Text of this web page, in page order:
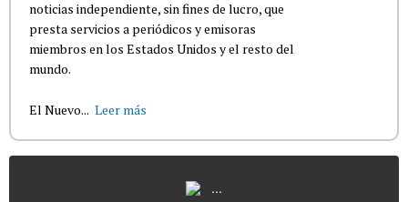
noticias independiente, sin fines de lucro, que
presta servicios a periódicos y emisoras
miembros en los Estados Unidos y el resto del
mundo.
El Nuevo... Leer más
...